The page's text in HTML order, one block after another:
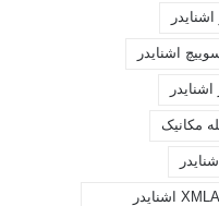
اشنایدر
مکانیک
پرشر سوییچ XMLA300D2S11 اشنایدر